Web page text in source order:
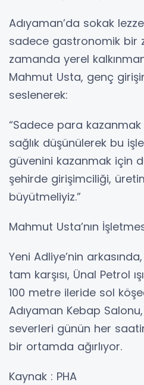
Adıyaman’da sokak
sadece gastronomik bir
zamanda yerel
Mahmut Usta, genç
seslenerek:
“Sadece para
sağlık düşünülerek bu
güvenini kazanmak için
şehirde girişimciliği,
büyütmeliyiz.”
Mahmut Usta’nın
Yeni Adliye’nin
tam karşısı, Ünal Petrol
100 metre ileride sol
Adıyaman Kebap
severleri günün her
bir ortamda ağırlıyor.
Kaynak : PHA